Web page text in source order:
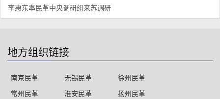
李惠东率民革中央调研组来苏调研
地方组织链接
南京民革 无锡民革
徐州民革
常州民革
淮安民革
扬州民革